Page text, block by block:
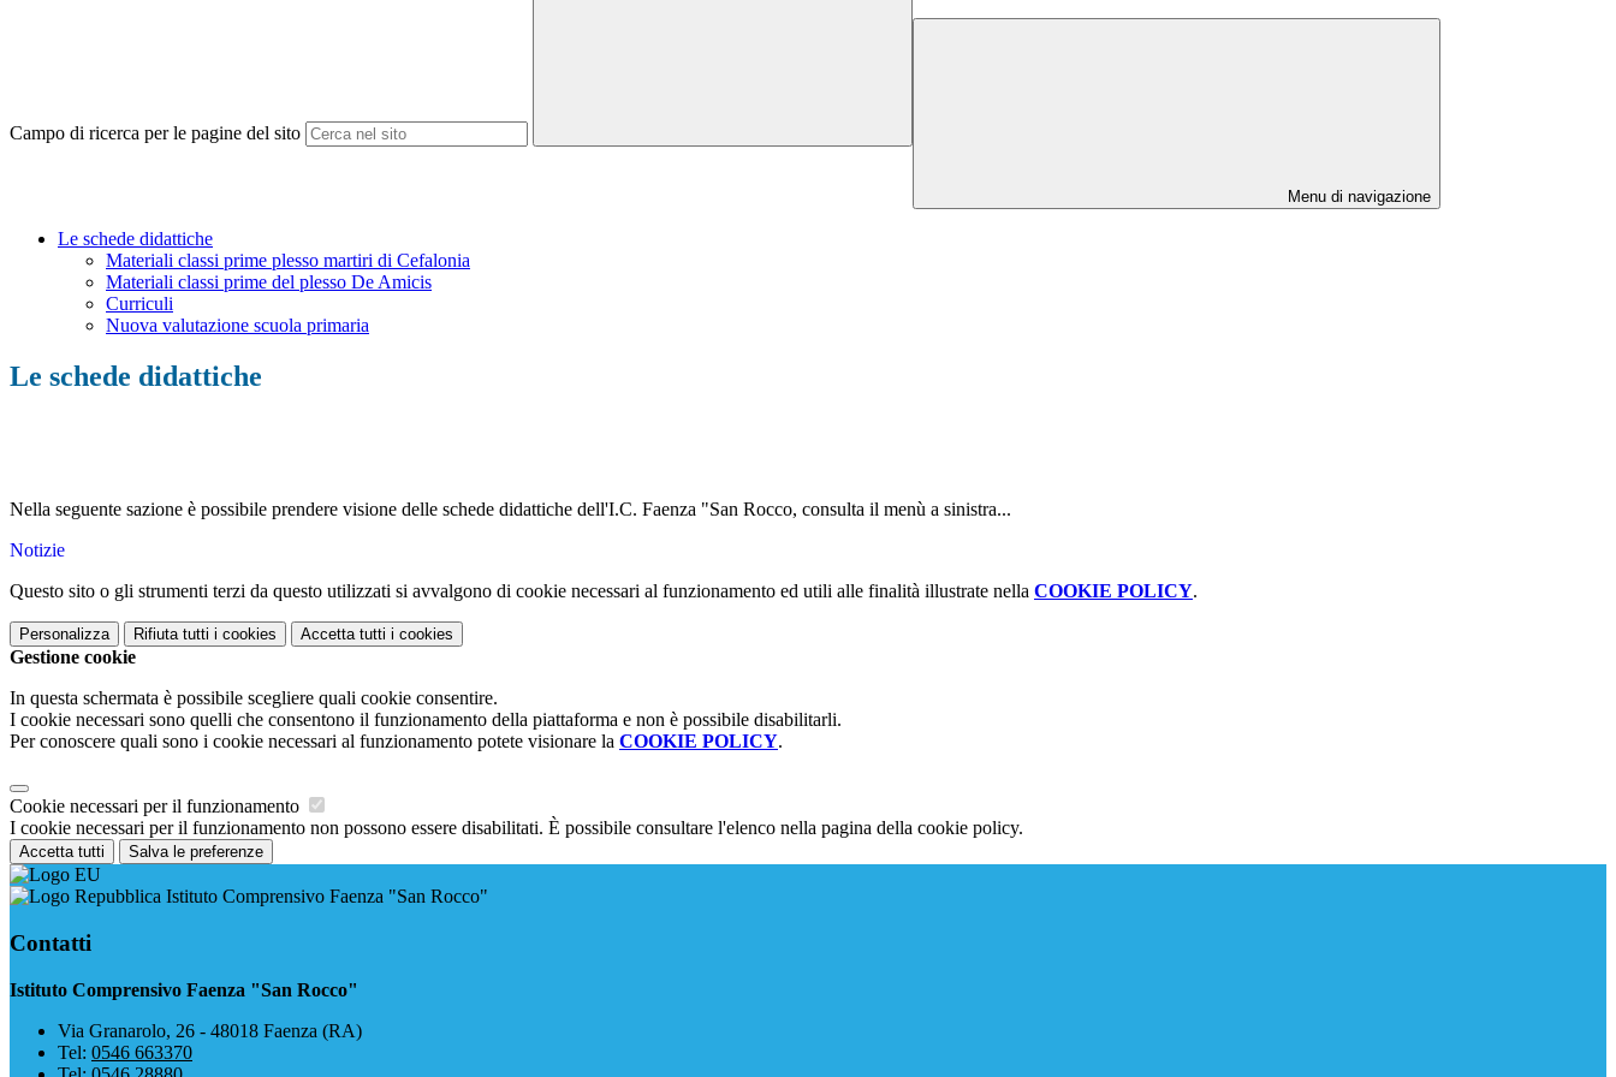
Campo di ricerca per le pagine del sito
Menu di navigazione
Le schede didattiche
Materiali classi prime plesso martiri di Cefalonia
Materiali classi prime del plesso De Amicis
Curriculi
Nuova valutazione scuola primaria
Le schede didattiche
Nella seguente sazione è possibile prendere visione delle schede didattiche dell'I.C. Faenza "San Rocco, consulta il menù a sinistra...
Notizie
Questo sito o gli strumenti terzi da questo utilizzati si avvalgono di cookie necessari al funzionamento ed utili alle finalità illustrate nella COOKIE POLICY.
Personalizza Rifiuta tutti i cookies Accetta tutti i cookies
Gestione cookie
In questa schermata è possibile scegliere quali cookie consentire.
I cookie necessari sono quelli che consentono il funzionamento della piattaforma e non è possibile disabilitarli.
Per conoscere quali sono i cookie necessari al funzionamento potete visionare la COOKIE POLICY.
Cookie necessari per il funzionamento
I cookie necessari per il funzionamento non possono essere disabilitati. È possibile consultare l'elenco nella pagina della cookie policy.
Accetta tutti Salva le preferenze
Istituto Comprensivo Faenza "San Rocco"
Contatti
Istituto Comprensivo Faenza "San Rocco"
Via Granarolo, 26 - 48018 Faenza (RA)
Tel: 0546 663370